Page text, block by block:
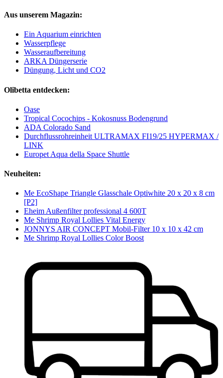
Aus unserem Magazin:
Ein Aquarium einrichten
Wasserpflege
Wasseraufbereitung
ARKA Düngerserie
Düngung, Licht und CO2
Olibetta entdecken:
Oase
Tropical Cocochips - Kokosnuss Bodengrund
ADA Colorado Sand
Durchflussrohreinheit ULTRAMAX FI19/25 HYPERMAX /
LINK
Europet Aqua della Space Shuttle
Neuheiten:
Me EcoShape Triangle Glasschale Optiwhite 20 x 20 x 8 cm
[P2]
Eheim Außenfilter professional 4 600T
Me Shrimp Royal Lollies Vital Energy
JONNYS AIR CONCEPT Mobil-Filter 10 x 10 x 42 cm
Me Shrimp Royal Lollies Color Boost